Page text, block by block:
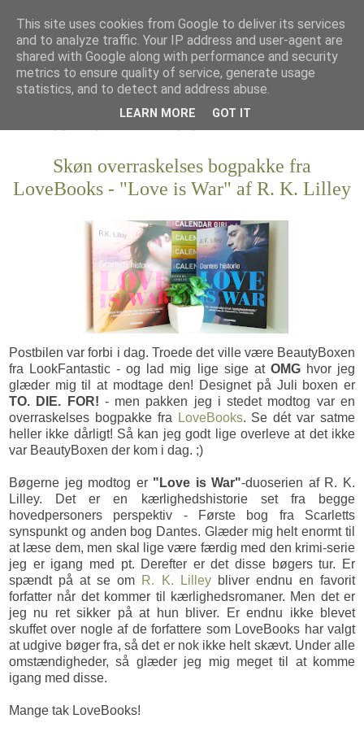
Skøn overraskelses bogpakke fra
LoveBooks - "Love is War" af R. K. Lilley
Postbilen var forbi i dag. Troede det ville være BeautyBoxen
fra LookFantastic - og lad mig lige sige at OMGhvor jeg
glæder mig til at modtage den! Designet på Juli boxen er
TO. DIE. FOR! - men pakken jeg i stedet modtog var en
overraskelses bogpakke fra
LoveBooks. Se dét var satme
heller ikke dårligt! Så kan jeg godt lige overleve at det ikke
var BeautyBoxen der kom i dag. ;)
Bøgerne jeg modtog er "Love is War"-duoserien af R. K.
Lilley. Det er en kærlighedshistorie set fra begge
hovedpersoners perspektiv - Første bog fra Scarletts
synspunkt og anden bog Dantes. Glæder mig helt enormt til
at læse dem, men skal lige være færdig med den krimi-serie
jeg er igang med pt. Derefter er det disse bøgers tur. Er
spændt på at se om R. K. Lilleybliver endnu en favorit
forfatter når det kommer til kærlighedsromaner. Men det er
jeg nu ret sikker på at hun bliver. Er endnu ikke blevet
skuffet over nogle af de forfattere som LoveBooks har valgt
at udgive bøger fra, så det er nok ikke helt skævt. Under alle
omstændigheder, så glæder jeg mig meget til at komme
igang med disse.
Mange tak LoveBooks!
This site uses cookies from Google to deliver its services
and to analyze traffic. Your IP address and user-agent are
shared with Google along with performance and security
metrics to ensure quality of service, generate usage
statistics, and to detect and address abuse.
LEARN MORE GOT IT